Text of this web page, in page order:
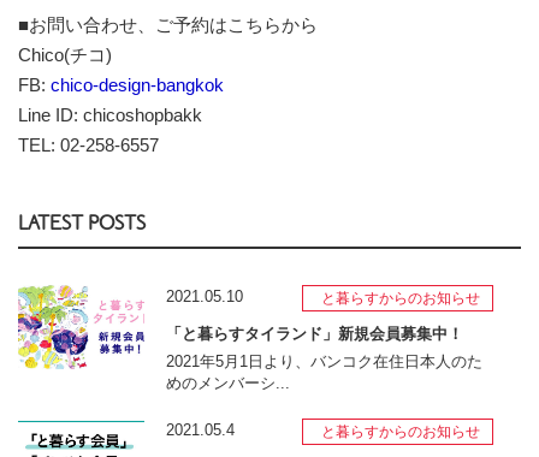
■お問い合わせ、ご予約はこちらから
Chico(チコ)
FB: chico-design-bangkok
Line ID: chicoshopbakk
TEL: 02-258-6557
LATEST POSTS
2021.05.10 と暮らすからのお知らせ
「と暮らすタイランド」新規会員募集中！
2021年5月1日より、バンコク在住日本人のた
めのメンバーシ...
2021.05.4 と暮らすからのお知らせ